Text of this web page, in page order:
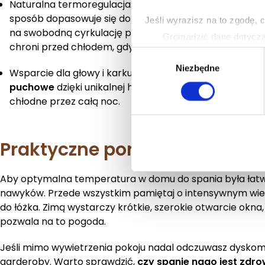
Jeśli wyrazisz na to zgodę,
Gromadzić dane
Identyfikować Twoje
wirtualny odcisk palca)
Dowiedz się więcej
szczegółów
. W Deklaracji
Wykorzystujemy pliki
ruch w naszej witrynie.
Wybór
Niezbędne
Naturalna termoregulacja: Wybierając oferowane przez
sposób dopasowuje się do ciepłoty Twojego ciała.
na swobodną cyrkulację powietrza – odprowadza
chroni przed chłodem, gdy temperatura w pokoju
Wsparcie dla głowy i karku: Równie ważna jest strefa
puchowedzięki unikalnej higroskopijności
chłodne przez całą noc.
Praktyczne porady od Notte
Aby optymalna temperatura w domu do spania była
nawyków. Przede wszystkim pamiętaj o intensywnym
do łóżka. Zimą wystarczy krótkie, szerokie otwarcie
pozwala na to pogoda.
Jeśli mimo wywietrzenia pokoju nadal odczuwasz
garderoby. Warto sprawdzić, czy spanie nago jest